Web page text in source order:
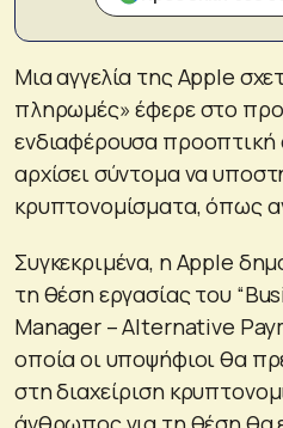
Μια αγγελία της Apple
πληρωμές» έφερε στο
ενδιαφέρουσα προοπτική
αρχίσει σύντομα να
κρυπτονομίσματα, όπως
Συγκεκριμένα, η Apple
τη θέση εργασίας του
Manager – Alternative
οποία οι υποψήφιοι θα
στη διαχείριση